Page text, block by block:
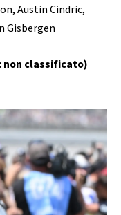
Austin Cindric,
Gisbergen
non classificato)